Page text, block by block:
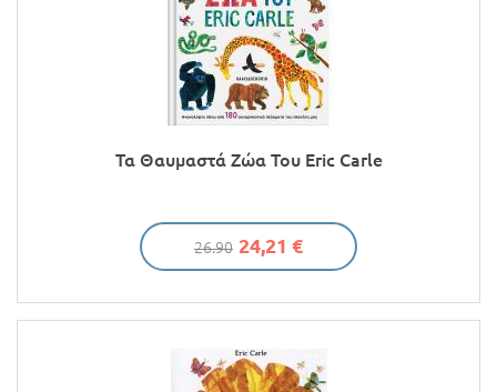
Τα Θαυμαστά Ζώα Του Eric Carle
26.90 24,21 €